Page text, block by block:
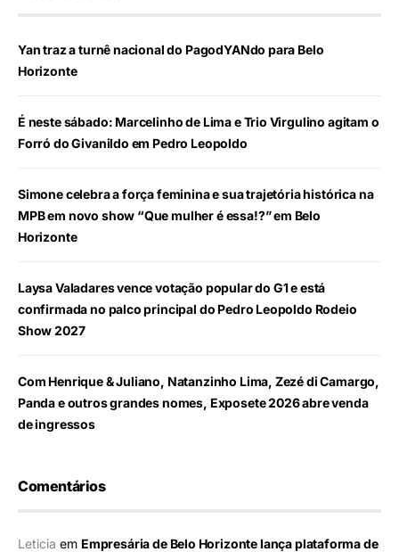
Yan traz a turnê nacional do PagodYANdo para Belo
Horizonte
É neste sábado: Marcelinho de Lima e Trio Virgulino agitam o
Forró do Givanildo em Pedro Leopoldo
Simone celebra a força feminina e sua trajetória histórica na
MPB em novo show “Que mulher é essa!?” em Belo
Horizonte
Laysa Valadares vence votação popular do G1 e está
confirmada no palco principal do Pedro Leopoldo Rodeio
Show 2027
Com Henrique & Juliano, Natanzinho Lima, Zezé di Camargo,
Panda e outros grandes nomes, Exposete 2026 abre venda
de ingressos
Comentários
Leticia em Empresária de Belo Horizonte lança plataforma de